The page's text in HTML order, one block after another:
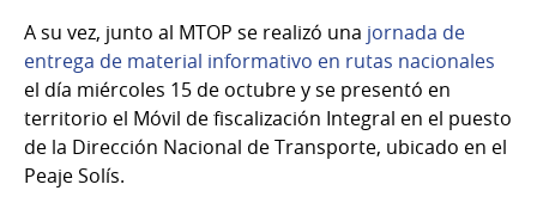
A su vez, junto al MTOP se realizó una jornada de
entrega de material informativo en rutas nacionales
el día miércoles 15 de octubre y se presentó en
territorio el Móvil de fiscalización Integral en el puesto
de la Dirección Nacional de Transporte, ubicado en el
Peaje Solís.